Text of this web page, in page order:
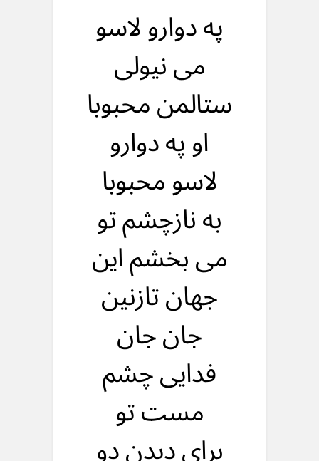
په دوارو لاسو
می نیولی
ستالمن محبوبا
او په دوارو
لاسو محبوبا
به نازچشم تو
می بخشم این
جهان تازنین
جان جان
فدایی چشم
مست تو